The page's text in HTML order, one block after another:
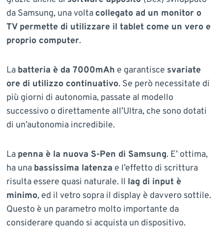
da Samsung, una volta collegato ad un monitor o
TV permette di utilizzare il tablet come un vero e
proprio computer.
La batteria è da 7000mAh e garantisce svariate
ore di utilizzo continuativo. Se però necessitate di
più giorni di autonomia, passate al modello
successivo o direttamente all’Ultra, che sono dotati
di un’autonomia incredibile.
La penna è la nuova S-Pen di Samsung. E’ ottima,
ha una bassissima latenza e l’effetto di scrittura
risulta essere quasi naturale. Il lag di input è
minimo, ed il vetro sopra il display è davvero sottile.
Questo è un parametro molto importante da
considerare quando si acquista un dispositivo.